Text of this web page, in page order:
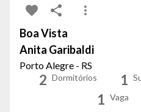
Boa Vista
Anita Garibaldi
Porto Alegre - RS
2 Dormitórios 1
1 Vaga